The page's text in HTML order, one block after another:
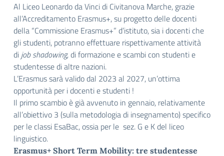
Al Liceo Leonardo da Vinci di Civitanova Marche, grazie
all’Accreditamento Erasmus+, su progetto delle docenti
della “Commissione Erasmus+” d’istituto, sia i docenti che
gli studenti, potranno effettuare rispettivamente attività
di job shadowing,di formazione e scambi con studenti e
studentesse di altre nazioni.
L’Erasmus sarà valido dal 2023 al 2027, un’ottima
opportunità per i docenti e studenti !
Il primo scambio è già avvenuto in gennaio, relativamente
all’obiettivo 3 (sulla metodologia di insegnamento) specifico
per le classi EsaBac, ossia per le sez. G e K del liceo
linguistico.
Erasmus+ Short Term Mobility: tre studentesse